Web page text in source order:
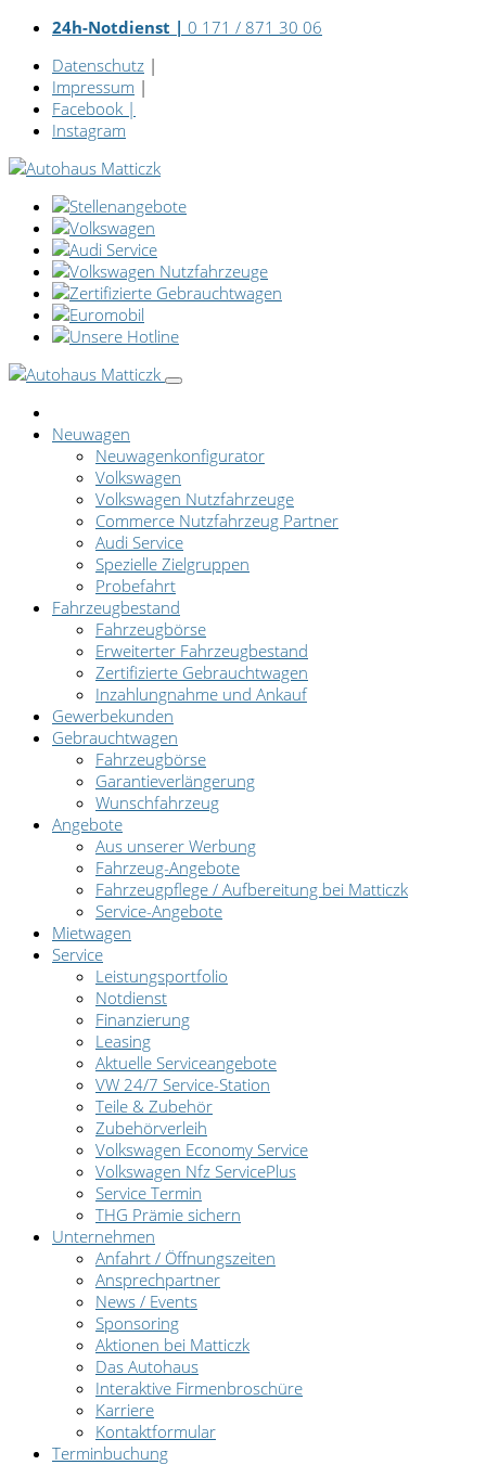
24h-Notdienst | 0 171 / 871 30 06
Datenschutz |
Impressum |
Facebook |
Instagram
Neuwagen
Neuwagenkonfigurator
Volkswagen
Volkswagen Nutzfahrzeuge
Commerce Nutzfahrzeug Partner
Audi Service
Spezielle Zielgruppen
Probefahrt
Fahrzeugbestand
Fahrzeugbörse
Erweiterter Fahrzeugbestand
Zertifizierte Gebrauchtwagen
Inzahlungnahme und Ankauf
Gewerbekunden
Gebrauchtwagen
Fahrzeugbörse
Garantieverlängerung
Wunschfahrzeug
Angebote
Aus unserer Werbung
Fahrzeug-Angebote
Fahrzeugpflege / Aufbereitung bei Matticzk
Service-Angebote
Mietwagen
Service
Leistungsportfolio
Notdienst
Finanzierung
Leasing
Aktuelle Serviceangebote
VW 24/7 Service-Station
Teile & Zubehör
Zubehörverleih
Volkswagen Economy Service
Volkswagen Nfz ServicePlus
Service Termin
THG Prämie sichern
Unternehmen
Anfahrt / Öffnungszeiten
Ansprechpartner
News / Events
Sponsoring
Aktionen bei Matticzk
Das Autohaus
Interaktive Firmenbroschüre
Karriere
Kontaktformular
Terminbuchung